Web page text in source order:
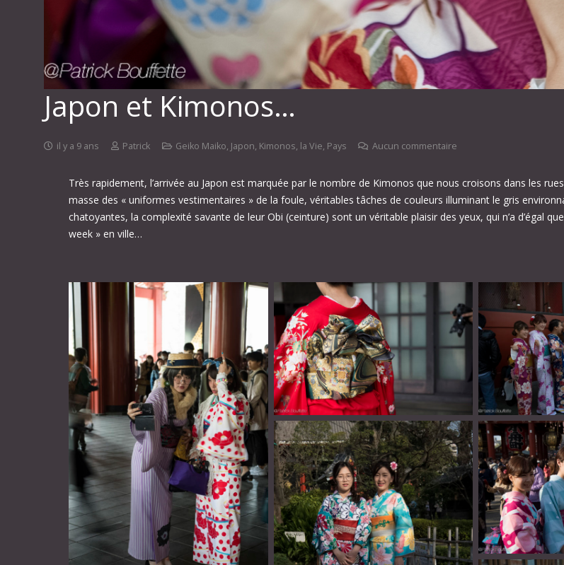
Japon et Kimonos…
il y a 9 ans Patrick Geiko Maiko, Japon, Kimonos, la Vie, Pays Aucun commentaire
Très rapidement, l’arrivée au Japon est marquée par le nombre de Kimonos que nous croisons dans les
masse des « uniformes vestimentaires » de la foule, véritables tâches de couleurs illuminant le gris
chatoyantes, la complexité savante de leur Obi (ceinture) sont un véritable plaisir des yeux, qui n’a d’égal
week » en ville…